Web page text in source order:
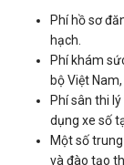
Phí hồ sơ
hạch.
Phí khám
bộ Việt
Phí sân thi
dụng xe số
Một số
và đào tạo